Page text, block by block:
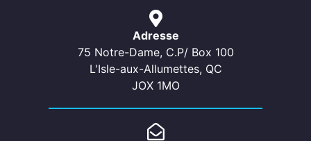
Adresse
75 Notre-Dame, C.P/ Box 100
L'Isle-aux-Allumettes, QC
JOX 1MO